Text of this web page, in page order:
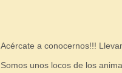
Acércate a conocernos!!!
Somos unos locos de los